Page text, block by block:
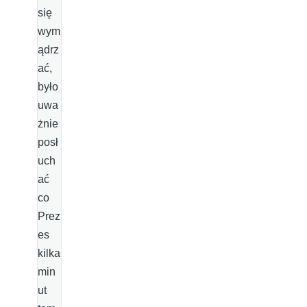
się
wym
ądrz
ać,
było
uwa
żnie
posł
uch
ać
co
Prez
es
kilka
min
ut